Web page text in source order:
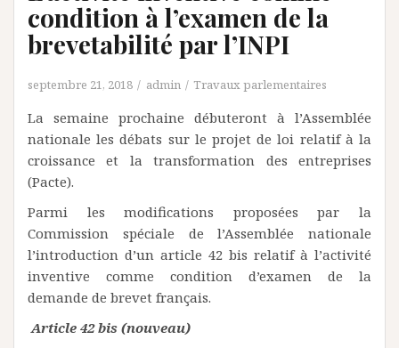
condition à l’examen de la
brevetabilité par l’INPI
septembre 21, 2018 admin Travaux parlementaires
La semaine prochaine débuteront à l’Assemblée
nationale les débats sur le projet de loi relatif à la
croissance et la transformation des entreprises
(Pacte).
Parmi les modifications proposées par la
Commission spéciale de l’Assemblée nationale
l’introduction d’un article 42 bis relatif à l’activité
inventive comme condition d’examen de la
demande de brevet français.
Article 42 bis (nouveau)